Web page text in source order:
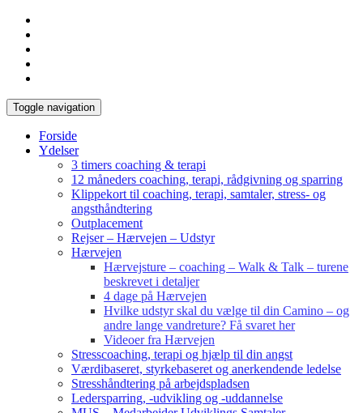
Toggle navigation
Forside
Ydelser
3 timers coaching & terapi
12 måneders coaching, terapi, rådgivning og sparring
Klippekort til coaching, terapi, samtaler, stress- og
angsthåndtering
Outplacement
Rejser – Hærvejen – Udstyr
Hærvejen
Hærvejsture – coaching – Walk & Talk – turene
beskrevet i detaljer
4 dage på Hærvejen
Hvilke udstyr skal du vælge til din Camino – og
andre lange vandreture? Få svaret her
Videoer fra Hærvejen
Stresscoaching, terapi og hjælp til din angst
Værdibaseret, styrkebaseret og anerkendende ledelse
Stresshåndtering på arbejdspladsen
Ledersparring, -udvikling og -uddannelse